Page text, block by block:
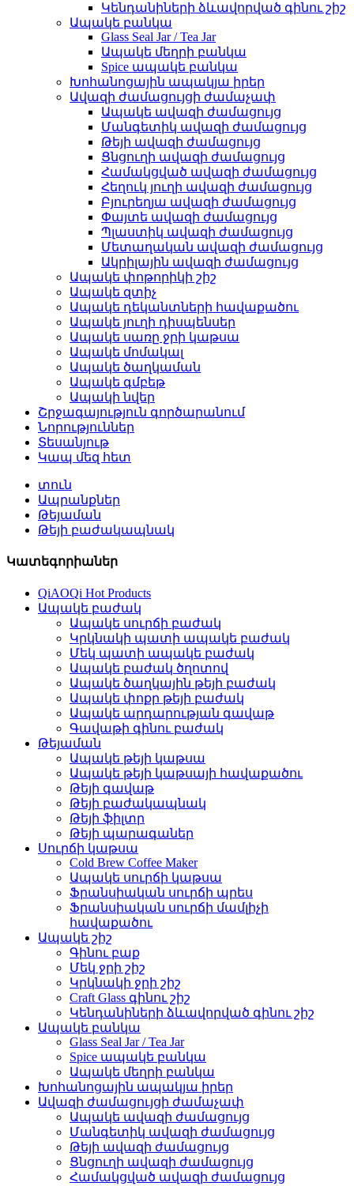
Կենդանիների ձևավորված գինու շիշ
Ապակե բանկա
Glass Seal Jar / Tea Jar
Ապակե մեղրի բանկա
Spice ապակե բանկա
Խոհանոցային ապակյա իրեր
Ավազի ժամացույցի ժամաչափ
Ապակե ավազի ժամացույց
Մանգետիկ ավազի ժամացույց
Թեյի ավազի ժամացույց
Ցնցուղի ավազի ժամացույց
Համակցված ավազի ժամացույց
Հեղուկ յուղի ավազի ժամացույց
Բյուրեղյա ավազի ժամացույց
Փայտե ավազի ժամացույց
Պլաստիկ ավազի ժամացույց
Մետաղական ավազի ժամացույց
Ակրիլային ավազի ժամացույց
Ապակե փոթորիկի շիշ
Ապակե զտիչ
Ապակե դեկանտների հավաքածու
Ապակե յուղի դիսպենսեր
Ապակե սառը ջրի կաթսա
Ապակե մոմակալ
Ապակե ծաղկաման
Ապակե գմբեթ
Ապակի նվեր
Շրջագայություն գործարանում
Նորություններ
Տեսանյութ
Կապ մեզ հետ
տուն
Ապրանքներ
Թեյաման
Թեյի բաժակապնակ
Կատեգորիաներ
QiAOQi Hot Products
Ապակե բաժակ
Ապակե սուրճի բաժակ
Կրկնակի պատի ապակե բաժակ
Մեկ պատի ապակե բաժակ
Ապակե բաժակ ծղոտով
Ապակե ծաղկային թեյի բաժակ
Ապակե փոքր թեյի բաժակ
Ապակե արդարության գավաթ
Գավաթի գինու բաժակ
Թեյաման
Ապակե թեյի կաթսա
Ապակե թեյի կաթսայի հավաքածու
Թեյի գավաթ
Թեյի բաժակապնակ
Թեյի ֆիլտր
Թեյի պարագաներ
Սուրճի կաթսա
Cold Brew Coffee Maker
Ապակե սուրճի կաթսա
Ֆրանսիական սուրճի պրես
Ֆրանսիական սուրճի մամլիչի
հավաքածու
Ապակե շիշ
Գինու բաք
Մեկ ջրի շիշ
Կրկնակի ջրի շիշ
Craft Glass գինու շիշ
Կենդանիների ձևավորված գինու շիշ
Ապակե բանկա
Glass Seal Jar / Tea Jar
Spice ապակե բանկա
Ապակե մեղրի բանկա
Խոհանոցային ապակյա իրեր
Ավազի ժամացույցի ժամաչափ
Ապակե ավազի ժամացույց
Մանգետիկ ավազի ժամացույց
Թեյի ավազի ժամացույց
Ցնցուղի ավազի ժամացույց
Համակցված ավազի ժամացույց